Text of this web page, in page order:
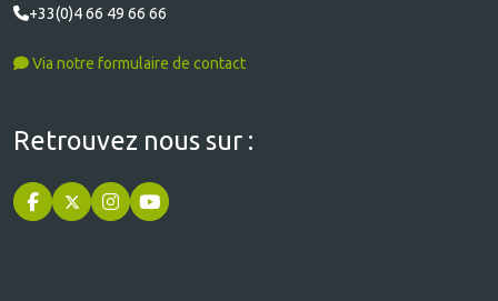
+33(0)4 66 49 66 66
Via notre formulaire de contact
Retrouvez nous sur :